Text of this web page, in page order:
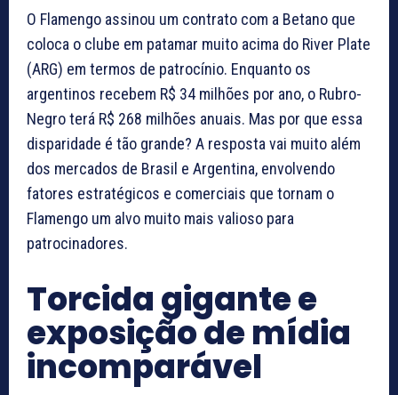
O Flamengo assinou um contrato com a Betano que
coloca o clube em patamar muito acima do River Plate
(ARG) em termos de patrocínio. Enquanto os
argentinos recebem R$ 34 milhões por ano, o Rubro-
Negro terá R$ 268 milhões anuais. Mas por que essa
disparidade é tão grande? A resposta vai muito além
dos mercados de Brasil e Argentina, envolvendo
fatores estratégicos e comerciais que tornam o
Flamengo um alvo muito mais valioso para
patrocinadores.
Torcida gigante e
exposição de mídia
incomparável